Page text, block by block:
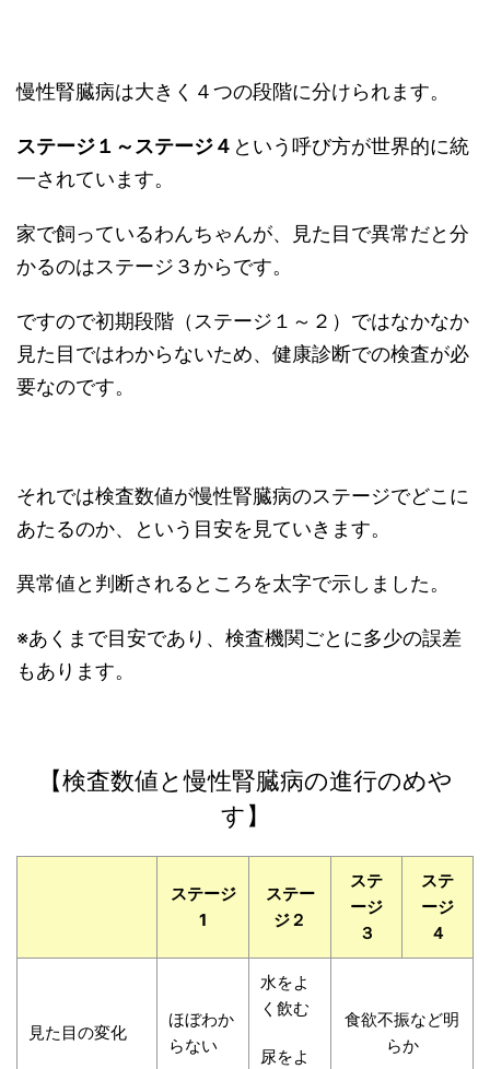
慢性腎臓病は大きく４つの段階に分けられます。
ステージ１～ステージ４ という呼び方が世界的に統
一されています。
家で飼っているわんちゃんが、見た目で異常だと分
かるのはステージ３からです。
ですので初期段階（ステージ１～２）ではなかなか
見た目ではわからないため、健康診断での検査が必
要なのです。
それでは検査数値が慢性腎臓病のステージでどこに
あたるのか、という目安を見ていきます。
異常値と判断されるところを太字で示しました。
※あくまで目安であり、検査機関ごとに多少の誤差
もあります。
【検査数値と慢性腎臓病の進行のめや
す】
ステージ
1
ステー
ジ２
ステ
ージ
３
ステ
ージ
４
見た目の変化
ほぼわか
らない
水をよ
く飲む
尿をよ
食欲不振など明
らか